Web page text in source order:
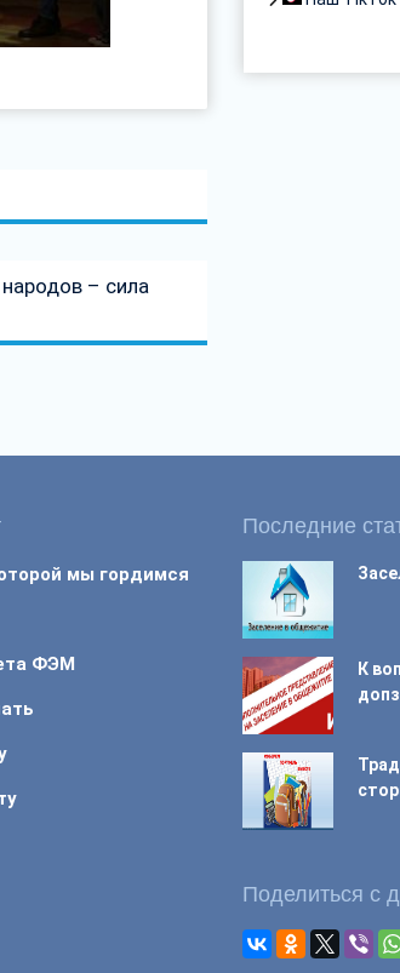
– сила
мы гордимся
ФЭМ
Последние
К
Поделиться с